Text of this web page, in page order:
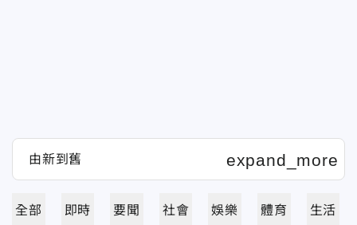
全部 即時 要聞 社會 娛樂 體育 生活